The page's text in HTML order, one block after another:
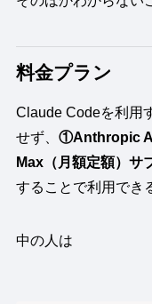
料金プラン
Claude Codeを利用
せず、 ①Anthropic
Max（月額定額）サ
することで利用でき
中の人は